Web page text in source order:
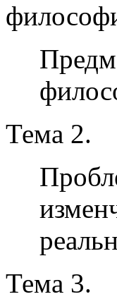
Тема 2.
Тема 3.